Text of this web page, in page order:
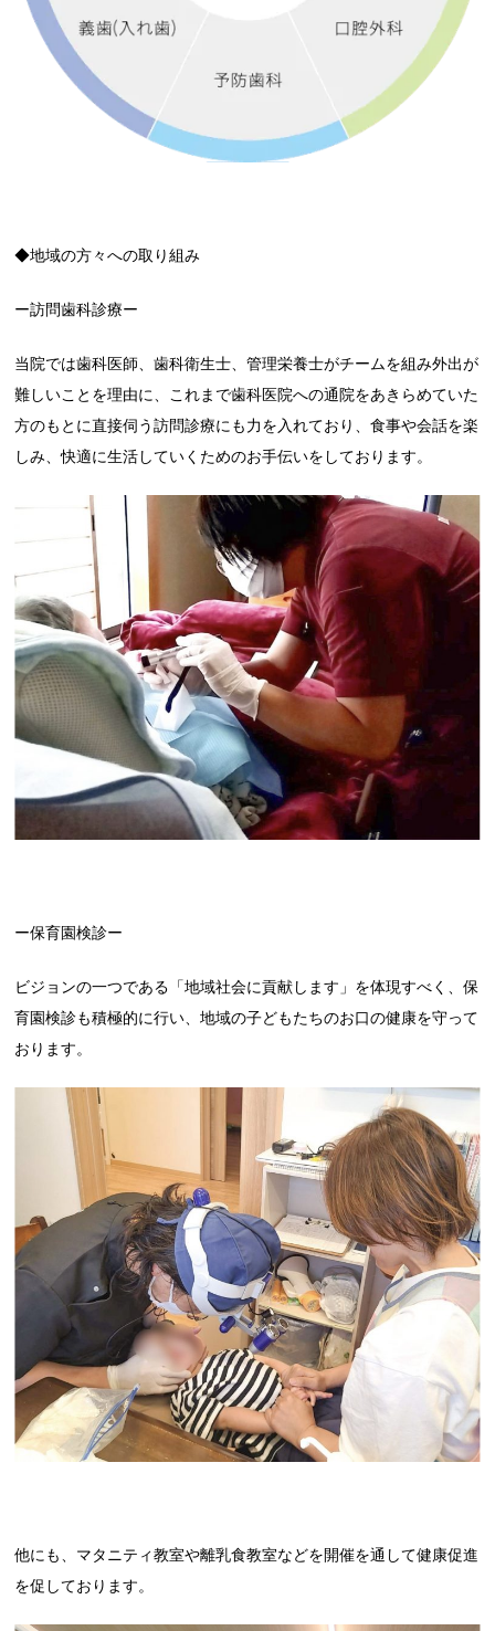
◆地域の方々への取り組み
ー訪問歯科診療ー
当院では歯科医師、歯科衛生士、管理栄養士がチームを組み外出が
難しいことを理由に、これまで歯科医院への通院をあきらめていた
方のもとに直接伺う訪問診療にも力を入れており、食事や会話を楽
しみ、快適に生活していくためのお手伝いをしております。
ー保育園検診ー
ビジョンの一つである「地域社会に貢献します」を体現すべく、保
育園検診も積極的に行い、地域の子どもたちのお口の健康を守って
おります。
他にも、マタニティ教室や離乳食教室などを開催を通して健康促進
を促しております。